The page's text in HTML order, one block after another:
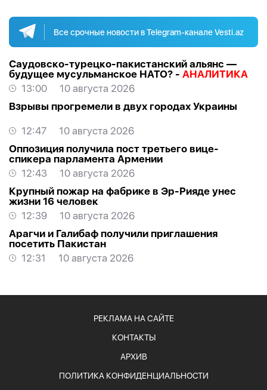
Все срочные новости в Telegram-канале Vesti.az
Саудовско-турецко-пакистанский альянс —
будущее мусульманское НАТО? - АНАЛИТИКА
13:00
10 августа 2026
Взрывы прогремели в двух городах Украины
12:47
10 августа 2026
Оппозиция получила пост третьего вице-
спикера парламента Армении
12:43
10 августа 2026
Крупный пожар на фабрике в Эр-Рияде унес
жизни 16 человек
12:39
10 августа 2026
Арагчи и Галибаф получили приглашения
посетить Пакистан
12:31
10 августа 2026
РЕКЛАМА НА САЙТЕ
КОНТАКТЫ
АРХИВ
ПОЛИТИКА КОНФИДЕНЦИАЛЬНОСТИ